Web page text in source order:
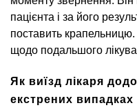
пацієнта і за його
поставить крапельницю.
щодо подальшого
Як виїзд лікаря
екстрених випадках